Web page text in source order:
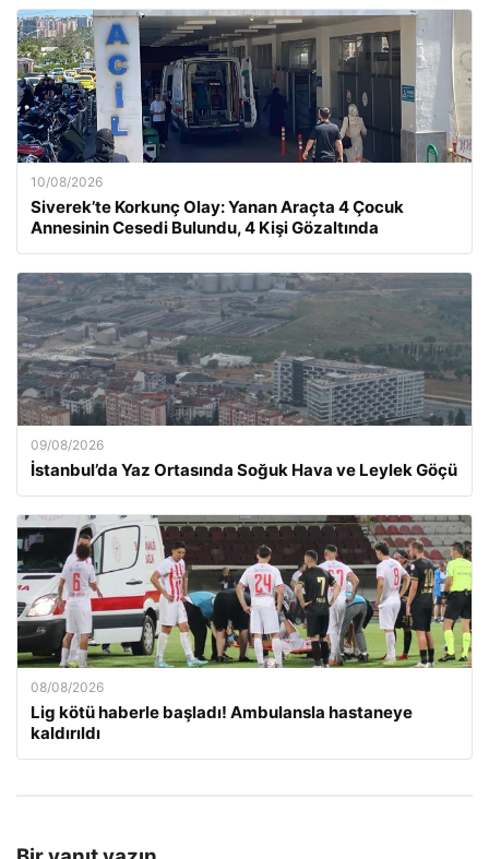
10/08/2026
Siverek’te Korkunç Olay: Yanan Araçta 4 Çocuk
Annesinin Cesedi Bulundu, 4 Kişi Gözaltında
09/08/2026
İstanbul’da Yaz Ortasında Soğuk Hava ve Leylek Göçü
08/08/2026
Lig kötü haberle başladı! Ambulansla hastaneye
kaldırıldı